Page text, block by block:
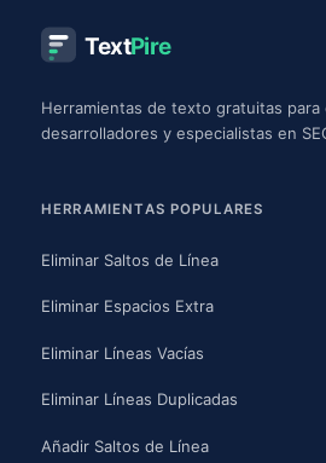
TextPire
Herramientas de texto gratuitas para
desarrolladores y especialistas en
HERRAMIENTAS POPULARES
Eliminar Saltos de Línea
Eliminar Espacios Extra
Eliminar Líneas Vacías
Eliminar Líneas Duplicadas
Añadir Saltos de Línea